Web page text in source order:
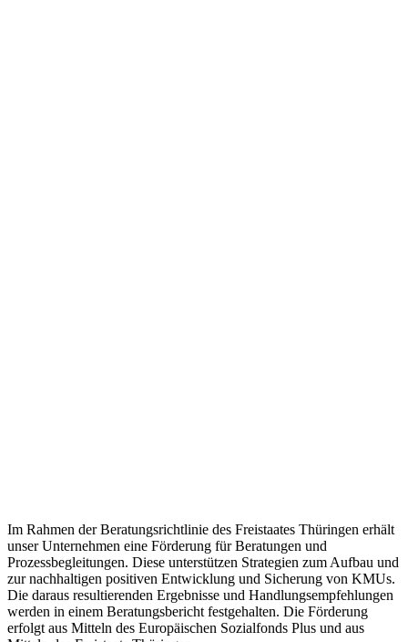
Im Rahmen der Beratungsrichtlinie des Freistaates Thüringen erhält
unser Unternehmen eine Förderung für Beratungen und
Prozessbegleitungen. Diese unterstützen Strategien zum Aufbau und
zur nachhaltigen positiven Entwicklung und Sicherung von KMUs.
Die daraus resultierenden Ergebnisse und Handlungsempfehlungen
werden in einem Beratungsbericht festgehalten. Die Förderung
erfolgt aus Mitteln des Europäischen Sozialfonds Plus und aus